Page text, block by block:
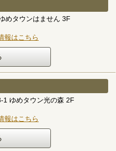
めタウンはません 3F
報はこちら
1 ゆめタウン光の森 2F
報はこちら